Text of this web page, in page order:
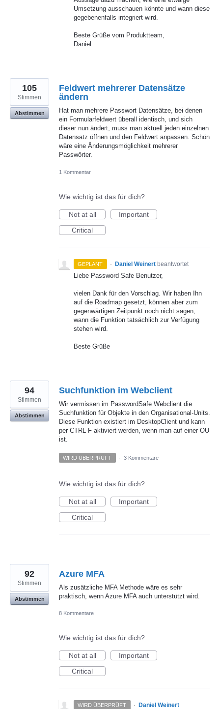
Umsetzung ausschauen könnte und wann diese
gegebenenfalls integriert wird.
Beste Grüße vom Produktteam,
Daniel
Feldwert mehrerer Datensätze
ändern
Hat man mehrere Passwort Datensätze, bei denen
ein Formularfeldwert überall identisch, und sich
dieser nun ändert, muss man aktuell jeden einzelnen
Datensatz öffnen und den Feldwert anpassen. Schön
wäre eine Änderungsmöglichkeit mehrerer
Passwörter.
105
Stimmen
Abstimmen
1 Kommentar
Wie wichtig ist das für dich?
Not at all
Important
Critical
GEPLANT · Daniel Weinert beantwortet
Liebe Password Safe Benutzer,
vielen Dank für den Vorschlag. Wir haben Ihn
auf die Roadmap gesetzt, können aber zum
gegenwärtigen Zeitpunkt noch nicht sagen,
wann die Funktion tatsächlich zur Verfügung
stehen wird.
Beste Grüße
Suchfunktion im Webclient
Wir vermissen im PasswordSafe Webclient die
Suchfunktion für Objekte in den Organisational-Units.
Diese Funktion existiert im DesktopClient und kann
per CTRL-F aktiviert werden, wenn man auf einer OU
ist.
94
Stimmen
Abstimmen
WIRD ÜBERPRÜFT · 3 Kommentare
Wie wichtig ist das für dich?
Not at all
Important
Critical
Azure MFA
Als zusätzliche MFA Methode wäre es sehr
praktisch, wenn Azure MFA auch unterstützt wird.
92
Stimmen
Abstimmen
8 Kommentare
Wie wichtig ist das für dich?
Not at all
Important
Critical
WIRD ÜBERPRÜFT ·
Daniel Weinert